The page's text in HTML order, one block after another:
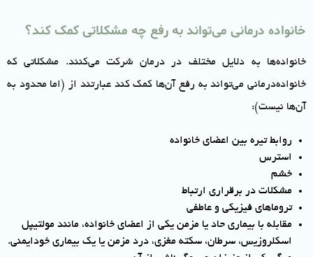
خانواده درمانی می‌تواند به رفع چه مشکلاتی کمک کند؟
خانواده‌ها به دلایل مختلف در درمان شرکت می‌کنند. مشکلاتی که
خانواده‌درمانی می‌تواند به رفع آن‌ها کمک کند عبارتند از (اما محدود به
آن‌ها نیست):
روابط تیره بین اعضای خانواده
استرس
خشم
مشکلات در برقراری ارتباط
تروماهای فیزیکی و عاطفی
مقابله با بیماری حاد یا مزمن یکی از اعضای خانواده، مانند مولتیپل
اسکلروزیس، سرطان، سکته مغزی، درد مزمن یا یک بیماری خودایمنی.